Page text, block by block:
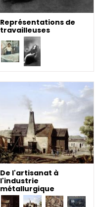
Représentations de
travailleuses
De l'artisanat à
l'industrie
métallurgique